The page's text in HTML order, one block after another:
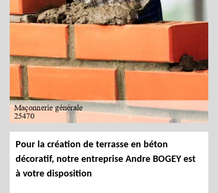
Pour la création de terrasse en béton
décoratif, notre entreprise Andre BOGEY est
à votre disposition